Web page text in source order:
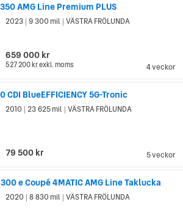
AMG Line Premium PLUS
4 veckor
2023 9 300 mil VÄSTRA FRÖLUNDA
659 000 kr
527 200 krexkl. moms
BlueEFFICIENCY 5G-Tronic
5 veckor
2010 23 625 mil VÄSTRA FRÖLUNDA
79 500 kr
e Coupé 4MATIC AMG Line Taklucka
2020 8 830 mil VÄSTRA FRÖLUNDA